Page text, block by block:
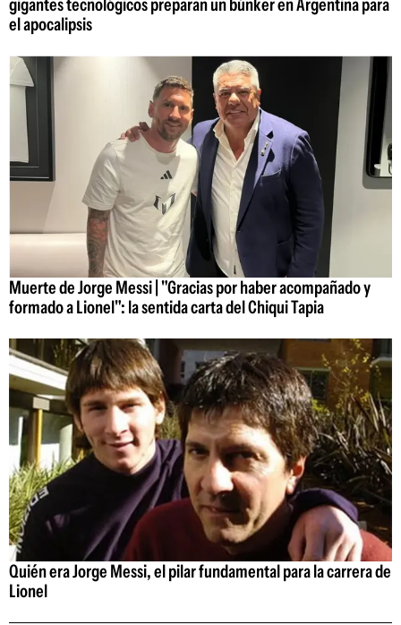
gigantes tecnológicos preparan un búnker en Argentina para
el apocalipsis
Muerte de Jorge Messi | "Gracias por haber acompañado y
formado a Lionel": la sentida carta del Chiqui Tapia
Quién era Jorge Messi, el pilar fundamental para la carrera de
Lionel